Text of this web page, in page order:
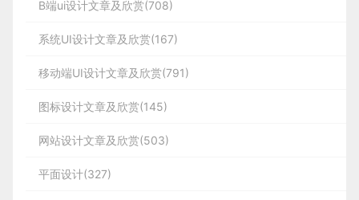
更着重介绍一下两者设计语言的异同。
们太容易质疑自己的能力。也许我们应该放弃奋斗、
就这样接受现实算了……？
B端ui设计文章及欣赏(708)
系统UI设计文章及欣赏(167)
移动端UI设计文章及欣赏(791)
图标设计文章及欣赏(145)
网站设计文章及欣赏(503)
平面设计(327)